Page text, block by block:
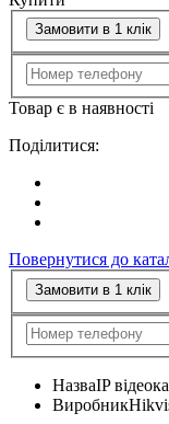
Замовити в 1 клік
Товар є в наявності
Поділитися:
Повернутися до
Замовити в 1 клік
НазваIP
Виробник